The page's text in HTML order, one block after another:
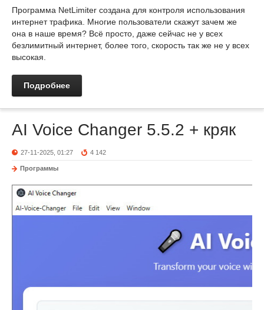
Программа NetLimiter создана для контроля использования
интернет трафика. Многие пользователи скажут зачем же
она в наше время? Всё просто, даже сейчас не у всех
безлимитный интернет, более того, скорость так же не у всех
высокая.
Подробнее
AI Voice Changer 5.5.2 + кряк
27-11-2025, 01:27 4 142
Программы